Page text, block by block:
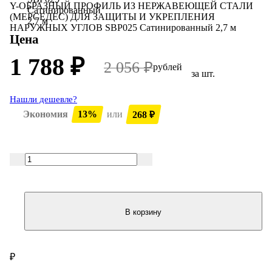
Y-ОБРАЗНЫЙ ПРОФИЛЬ ИЗ НЕРЖАВЕЮЩЕЙ СТАЛИ
(МЕРСЕДЕС) ДЛЯ ЗАЩИТЫ И УКРЕПЛЕНИЯ
НАРУЖНЫХ УГЛОВ SBP025 Сатинированный 2,7 м
Цена
1 788 ₽ 2 056₽рублей
за шт.
Нашли дешевле?
Экономия 13% или 268 ₽
В корзину
₽